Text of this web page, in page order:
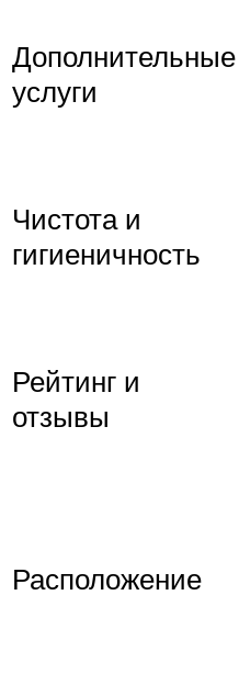
Дополнительные
услуги
Чистота и
гигиеничность
Рейтинг и
отзывы
Расположение